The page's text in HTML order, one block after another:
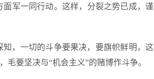
军一同行动。这样，分裂之势已成，谨
，一切的斗争要果决，要旗帜鲜明，这
要坚决与“机会主义”的赌博作斗争。